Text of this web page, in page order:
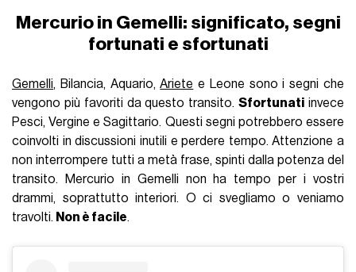
Mercurio in Gemelli: significato, segni
fortunati e sfortunati
Gemelli, Bilancia, Aquario,Ariete e Leone sono i segni che
vengono più favoriti da questo transito.Sfortunati invece
Pesci, Vergine e Sagittario. Questi segni potrebbero essere
coinvolti in discussioni inutili e perdere tempo. Attenzione a
non interrompere tutti a metà frase, spinti dalla potenza del
transito. Mercurio in Gemelli non ha tempo per i vostri
drammi, soprattutto interiori. O ci svegliamo o veniamo
travolti. Non è facile.